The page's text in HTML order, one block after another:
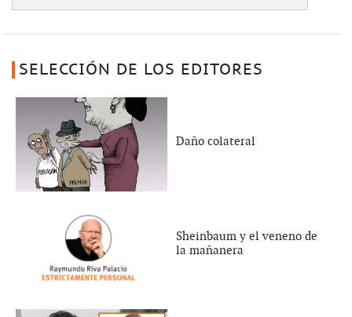
SELECCIÓN DE LOS EDITORES
Daño colateral
Sheinbaum y el veneno de
la mañanera